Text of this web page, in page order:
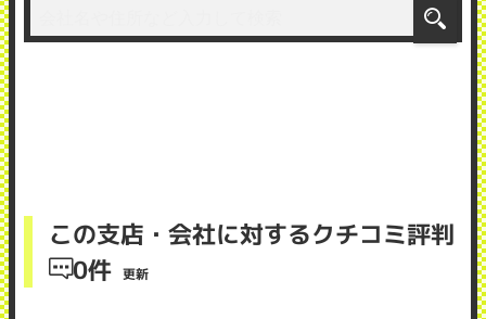
この支店・会社に対するクチコミ評判
0件 更新